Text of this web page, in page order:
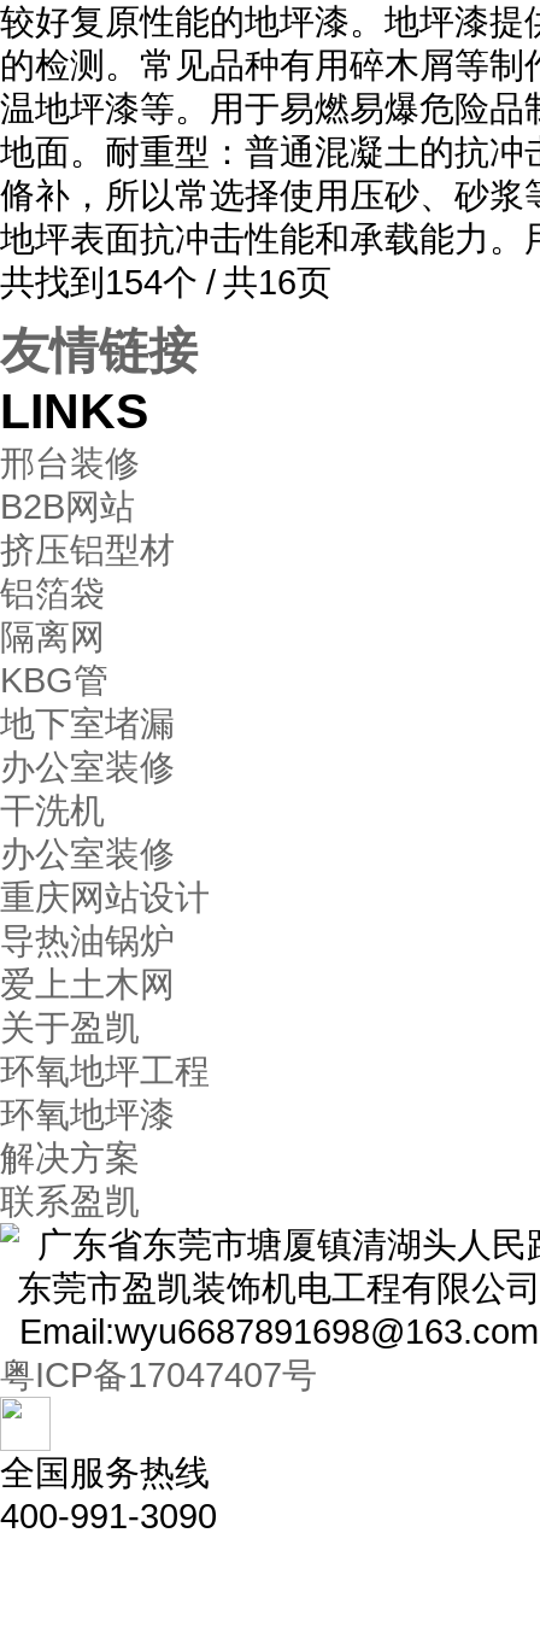
较好复原性能的地坪漆。地坪漆
的检测。常见品种有用碎木屑等
温地坪漆等。用于易燃易爆危险
地面。耐重型：普通混凝土的抗
脩补，所以常选择使用压砂、砂
地坪表面抗冲击性能和承载能力
共找到154个 / 共16页
友情链接
LINKS
邢台装修
B2B网站
挤压铝型材
铝箔袋
隔离网
KBG管
地下室堵漏
办公室装修
干洗机
办公室装修
重庆网站设计
导热油锅炉
爱上土木网
关于盈凯
环氧地坪工程
环氧地坪漆
解决方案
联系盈凯
广东省东莞市塘厦镇清湖头人民
东莞市盈凯装饰机电工程有限公
Email:wyu6687891698@163.com
粤ICP备17047407号
全国服务热线
400-991-3090